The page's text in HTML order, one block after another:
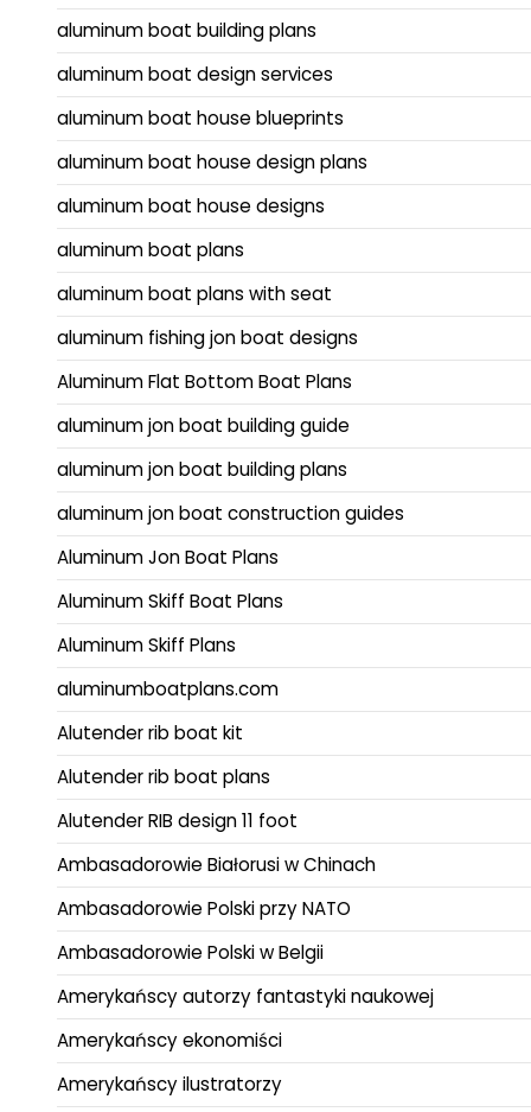
aluminum boat building plans
aluminum boat design services
aluminum boat house blueprints
aluminum boat house design plans
aluminum boat house designs
aluminum boat plans
aluminum boat plans with seat
aluminum fishing jon boat designs
Aluminum Flat Bottom Boat Plans
aluminum jon boat building guide
aluminum jon boat building plans
aluminum jon boat construction guides
Aluminum Jon Boat Plans
Aluminum Skiff Boat Plans
Aluminum Skiff Plans
aluminumboatplans.com
Alutender rib boat kit
Alutender rib boat plans
Alutender RIB design 11 foot
Ambasadorowie Białorusi w Chinach
Ambasadorowie Polski przy NATO
Ambasadorowie Polski w Belgii
Amerykańscy autorzy fantastyki naukowej
Amerykańscy ekonomiści
Amerykańscy ilustratorzy